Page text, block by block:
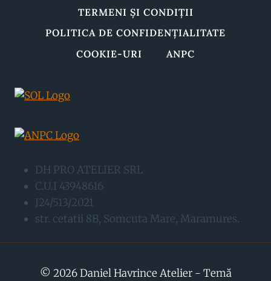
TERMENI ȘI CONDIȚII
POLITICA DE CONFIDENȚIALITATE
COOKIE-URI
ANPC
DH PRO ATELIER SRL
C.U.I 43948616
J24/513/2021
str. cetatii 8B, Somcuta Mare, Maramures.
© 2026 Daniel Havrince Atelier - Temă